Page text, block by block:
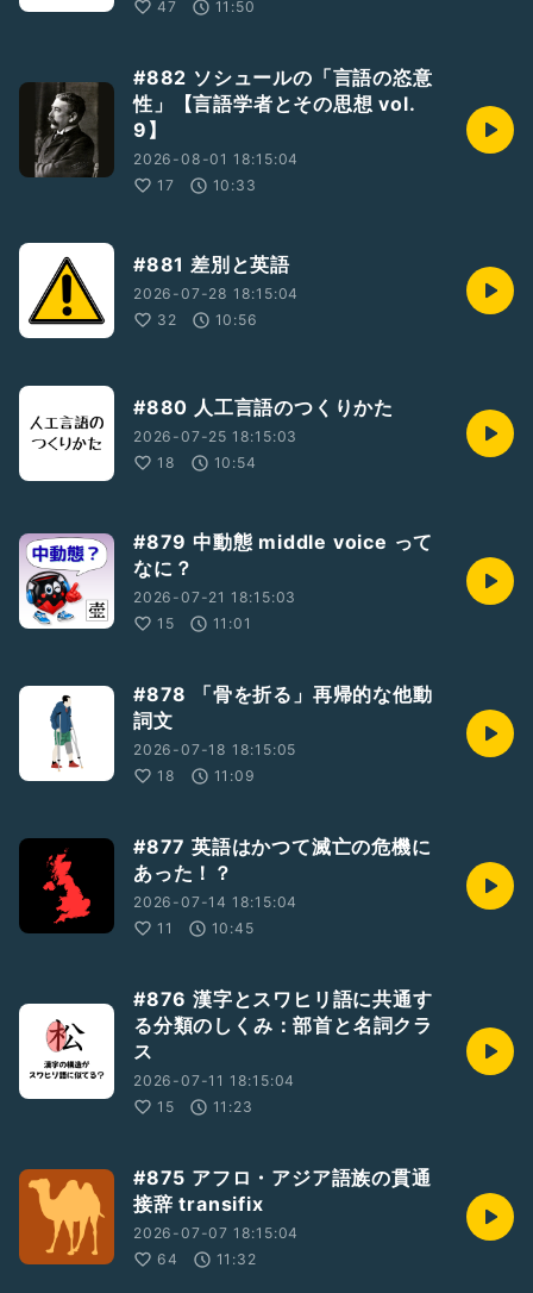
47
11:50
#882 ソシュールの「言語の恣意
性」【言語学者とその思想 vol.
9】
2026-08-01 18:15:04
17
10:33
#881 差別と英語
2026-07-28 18:15:04
32
10:56
#880 人工言語のつくりかた
2026-07-25 18:15:03
18
10:54
#879 中動態 middle voice って
なに？
2026-07-21 18:15:03
15
11:01
#878 「骨を折る」再帰的な他動
詞文
2026-07-18 18:15:05
18
11:09
#877 英語はかつて滅亡の危機に
あった！？
2026-07-14 18:15:04
11
10:45
#876 漢字とスワヒリ語に共通す
る分類のしくみ：部首と名詞クラ
ス
2026-07-11 18:15:04
15
11:23
#875 アフロ・アジア語族の貫通
接辞 transifix
2026-07-07 18:15:04
64
11:32